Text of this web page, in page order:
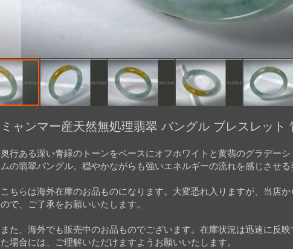
ミャンマー産天然無処理翡翠 バングル ブレスレッ
奥行ある深い青緑のトーンをベースにオフホワイトと黄翡のグラデー
ムの翡翠バングル。穏やかながらも強いエネルギーの流れを感じさせる
こちらは海外在庫のお品ものになります。大変恐れ入りますが、当店
ので、ご了承をお願いいたします。
また、海外でも販売中のお品ものでございます。在庫状況は迅速に反
た場合には、ご理解いただけますようお願いいたします。